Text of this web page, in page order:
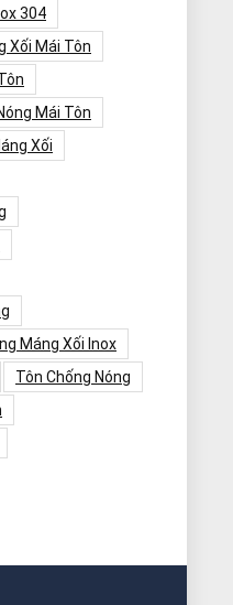
304
Xối Mái Tôn
Mái Tôn
Xối
Máng Xối Inox
Tôn Chống Nóng